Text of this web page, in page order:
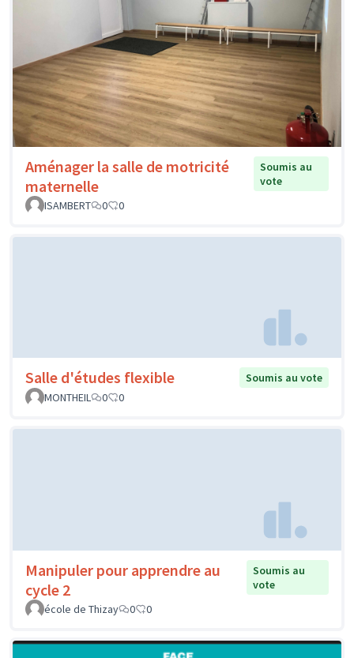
Aménager la salle de motricité
maternelle
Soumis au
vote
ISAMBERT
0 0
Salle d'études flexible
Soumis au vote
MONTHEIL
0 0
Manipuler pour apprendre au
cycle 2
Soumis au
vote
école de Thizay
0 0